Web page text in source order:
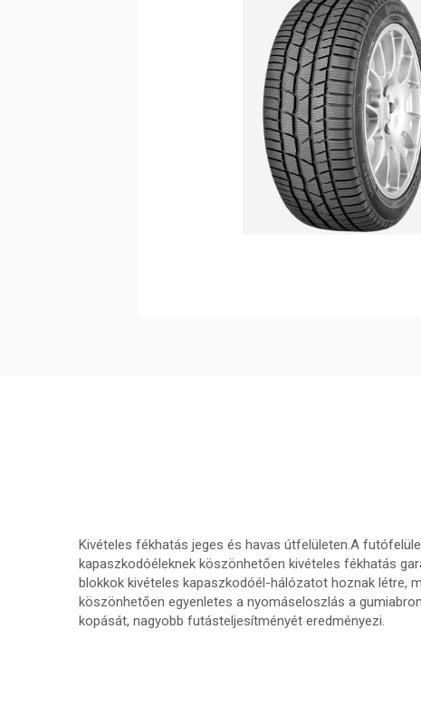
Kivételes fékhatás jeges és havas útfelületen.A
kapaszkodóéleknek köszönhetően kivételes fékhatás
blokkok kivételes kapaszkodóél-hálózatot hoznak létre,
köszönhetően egyenletes a nyomáseloszlás a
kopását, nagyobb futásteljesítményét eredményezi.